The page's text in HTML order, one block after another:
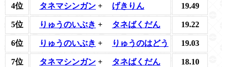
4位 タネマシンガン + げきりん 19.49
5位 りゅうのいぶき + タネばくだん 19.22
6位 りゅうのいぶき + りゅうのはどう 19.03
7位 タネマシンガン + タネばくだん 18.10